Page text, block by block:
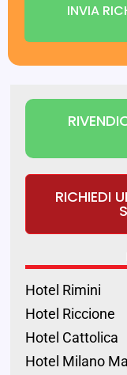
INVIA
RICHIEDI
Hotel Rimini
Hotel Riccione
Hotel Cattolica
Hotel Milano